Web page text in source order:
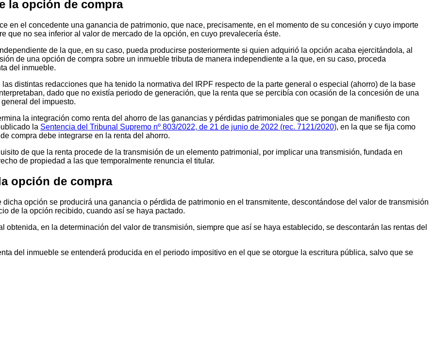
la opción de compra
en el concedente una ganancia de patrimonio, que nace, precisamente, en el momento de su concesión y cuyo importe
que no sea inferior al valor de mercado de la opción, en cuyo prevalecería éste.
de la que, en su caso, pueda producirse posteriormente si quien adquirió la opción acaba ejercitándola, al
de una opción de compra sobre un inmueble tributa de manera independiente a la que, en su caso, proceda
del inmueble.
distintas redacciones que ha tenido la normativa del IRPF respecto de la parte general o especial (ahorro) de la base
dado que no existía periodo de generación, que la renta que se percibía con ocasión de la concesión de una
del impuesto.
la integración como renta del ahorro de las ganancias y pérdidas patrimoniales que se pongan de manifiesto con
la Sentencia del Tribunal Supremo nº 803/2022, de 21 de junio de 2022 (rec. 7121/2020), en la que se fija como
compra debe integrarse en la renta del ahorro.
de que la renta procede de la transmisión de un elemento patrimonial, por implicar una transmisión, fundada en
de propiedad a las que temporalmente renuncia el titular.
opción de compra
opción se producirá una ganancia o pérdida de patrimonio en el transmitente, descontándose del valor de transmisión
de la opción recibido, cuando así se haya pactado.
en la determinación del valor de transmisión, siempre que así se haya establecido, se descontarán las rentas del
del inmueble se entenderá producida en el periodo impositivo en el que se otorgue la escritura pública, salvo que se